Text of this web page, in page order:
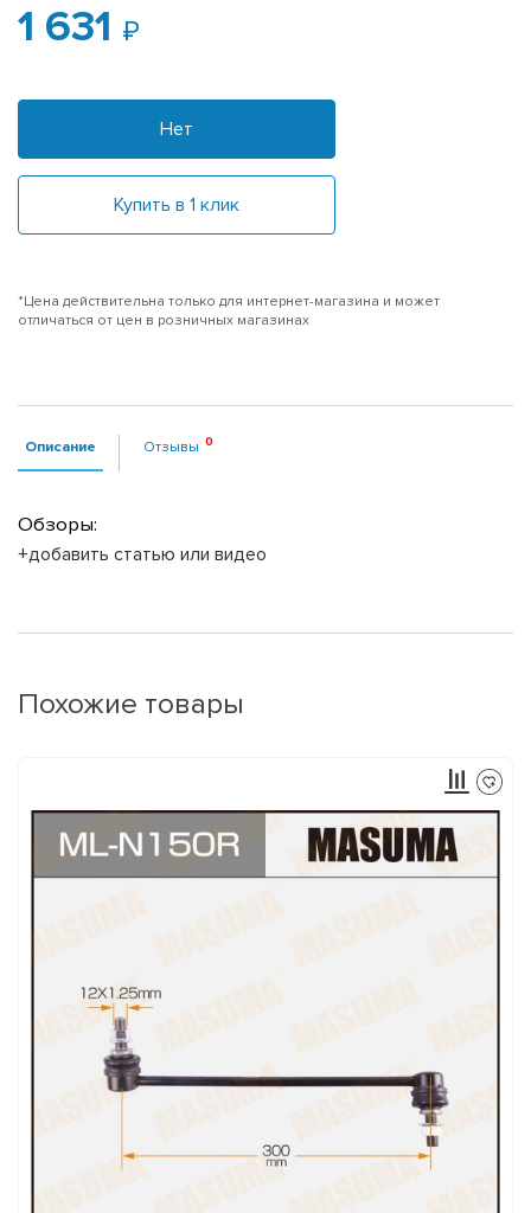
1 631
Нет
Купить в 1 клик
*Цена действительна только для интернет-магазина и может
отличаться от цен в розничных магазинах
Описание Отзывы
Обзоры:
+добавить статью или видео
Похожие товары